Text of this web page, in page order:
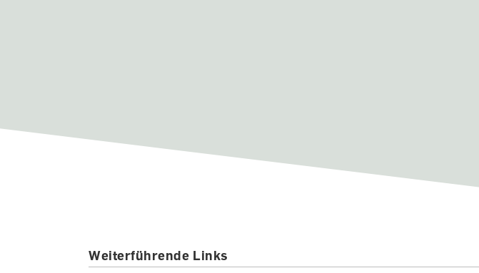
Weiterführende Links